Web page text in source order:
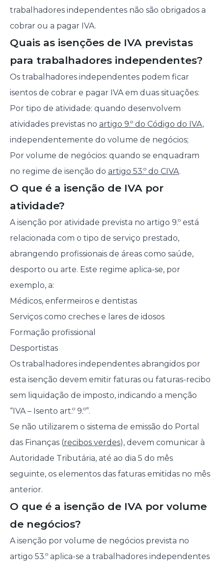
trabalhadores independentes não são obrigados a
cobrar ou a pagar IVA.
Quais as isenções de IVA previstas
para trabalhadores independentes?
Os trabalhadores independentes podem ficar
isentos de cobrar e pagar IVA em duas situações:
Por tipo de atividade: quando desenvolvem
atividades previstas no artigo 9.º do Código do IVA,
independentemente do volume de negócios;
Por volume de negócios: quando se enquadram
no regime de isenção do artigo 53.º do CIVA.
O que é a isenção de IVA por
atividade?
A isenção por atividade prevista no artigo 9.º está
relacionada com o tipo de serviço prestado,
abrangendo profissionais de áreas como saúde,
desporto ou arte. Este regime aplica-se, por
exemplo, a:
Médicos, enfermeiros e dentistas
Serviços como creches e lares de idosos
Formação profissional
Desportistas
Os trabalhadores independentes abrangidos por
esta isenção devem emitir faturas ou faturas-recibo
sem liquidação de imposto, indicando a menção
“IVA – Isento art.º 9.º”.
Se não utilizarem o sistema de emissão do Portal
das Finanças (recibos verdes), devem comunicar à
Autoridade Tributária, até ao dia 5 do mês
seguinte, os elementos das faturas emitidas no mês
anterior.
O que é a isenção de IVA por volume
de negócios?
A isenção por volume de negócios prevista no
artigo 53.º aplica-se a trabalhadores independentes